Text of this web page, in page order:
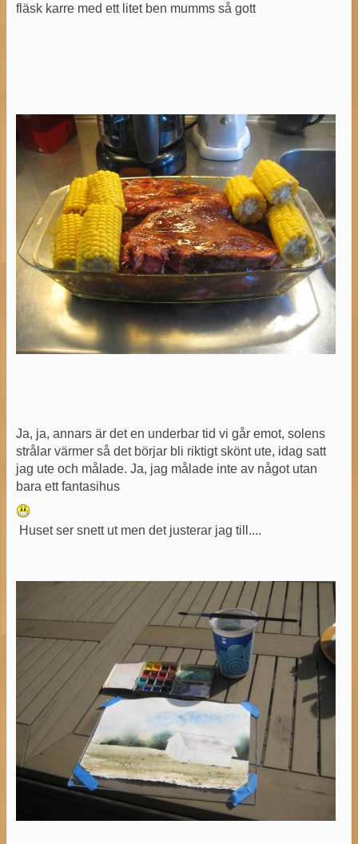
fläsk karre med ett litet ben mumms så gott
Ja, ja, annars är det en underbar tid vi går emot, solens
strålar värmer så det börjar bli riktigt skönt ute, idag satt
jag ute och målade. Ja, jag målade inte av något utan
bara ett fantasihus
Huset ser snett ut men det justerar jag till....